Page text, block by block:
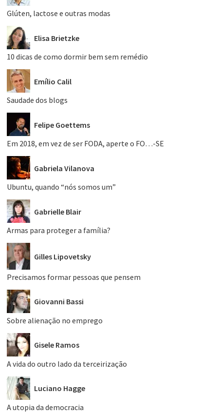
Glúten, lactose e outras modas
Elisa Brietzke
10 dicas de como dormir bem sem remédio
Emílio Calil
Saudade dos blogs
Felipe Goettems
Em 2018, em vez de ser FODA, aperte o FO…-SE
Gabriela Vilanova
Ubuntu, quando “nós somos um”
Gabrielle Blair
Armas para proteger a família?
Gilles Lipovetsky
Precisamos formar pessoas que pensem
Giovanni Bassi
Sobre alienação no emprego
Gisele Ramos
A vida do outro lado da terceirização
Luciano Hagge
A utopia da democracia